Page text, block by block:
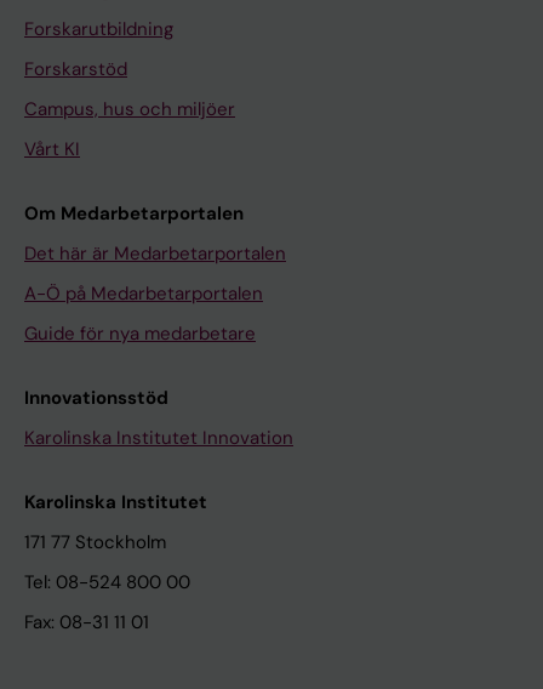
Forskarutbildning
Forskarstöd
Campus, hus och miljöer
Vårt KI
Om Medarbetarportalen
Det här är Medarbetarportalen
A-Ö på Medarbetarportalen
Guide för nya medarbetare
Innovationsstöd
Karolinska Institutet Innovation
Karolinska Institutet
171 77 Stockholm
Tel: 08-524 800 00
Fax: 08-31 11 01